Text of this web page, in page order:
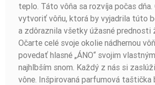
teplo. Táto vôňa sa rozvíja počas dňa.
vytvoriť vôňu, ktorá by vyjadrila túto
a zdôraznila všetky úžasné prednosti
Očarte celé svoje okolie nádhernou
povedať hlasné „ÁNO“ svojim
najhlbším snom. Každý z nás si
vône. Inšpirovaná parfumová taštička